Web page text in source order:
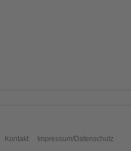
Kontakt Impressum/Datenschutz